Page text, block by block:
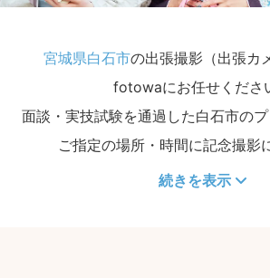
宮城県白石市の出張撮影（出張カ
fotowaにお任せくださ
面談・実技試験を通過した白石市のプ
ご指定の場所・時間に記念撮影
続きを表示